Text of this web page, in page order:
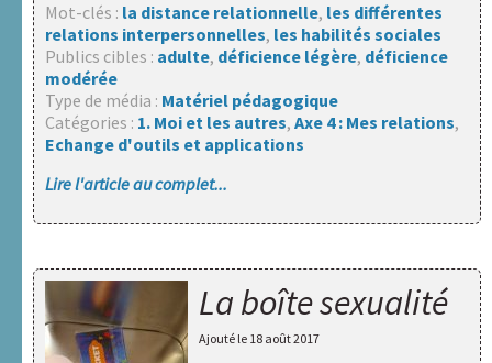
Mot-clés : la distance relationnelle, les différentes
relations interpersonnelles, les habilités sociales
Publics cibles : adulte, déficience légère, déficience
modérée
Type de média : Matériel pédagogique
Catégories : 1. Moi et les autres, Axe 4 : Mes relations,
Echange d'outils et applications
Lire l'article au complet...
La boîte sexualité
Ajouté le 18 août 2017